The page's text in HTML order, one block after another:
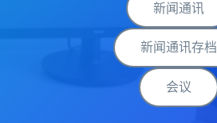
新闻通讯
新闻通讯存档
会议